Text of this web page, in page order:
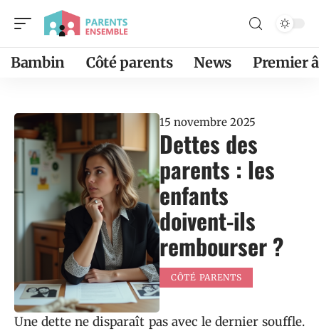
Bambin Côté parents News Premier
15 novembre 2025
Dettes des
parents : les
enfants
doivent-ils
rembourser ?
CÔTÉ PARENTS
Une dette ne disparaît pas avec le dernier souffle.